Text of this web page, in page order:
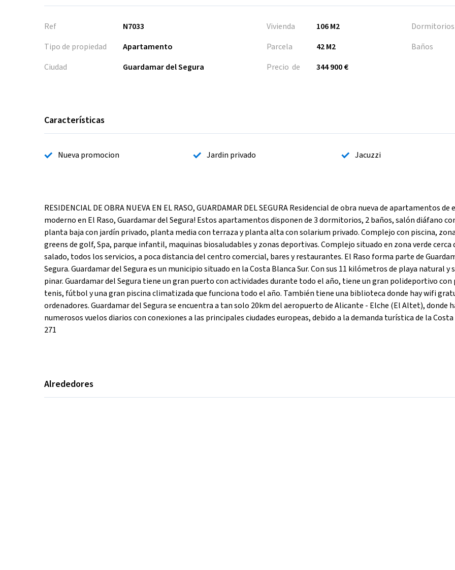
Ref
N7033
Tipo de propiedad
Apartamento
Ciudad
Guardamar del Segura
Vivienda
106 M2
Parcela
42 M2
Precio de
344 900 €
Dormitorios
Baños
Características
Nueva promocion Jardin privado Jacuzzi
RESIDENCIAL DE OBRA NUEVA EN EL RASO, GUARDAMAR DEL SEGURA Residencial de obra nueva de apartamentos
moderno en El Raso, Guardamar del Segura! Estos apartamentos disponen de 3 dormitorios, 2 baños, salón diáfano
planta baja con jardín privado, planta media con terraza y planta alta con solarium privado. Complejo con piscina,
greens de golf, Spa, parque infantil, maquinas biosaludables y zonas deportivas. Complejo situado en zona verde cerca
salado, todos los servicios, a poca distancia del centro comercial, bares y restaurantes. El Raso forma parte de
Segura. Guardamar del Segura es un municipio situado en la Costa Blanca Sur. Con sus 11 kilómetros de playa natural y
pinar. Guardamar del Segura tiene un gran puerto con actividades durante todo el año, tiene un gran polideportivo con
tenis, fútbol y una gran piscina climatizada que funciona todo el año. También tiene una biblioteca donde hay wifi
ordenadores. Guardamar del Segura se encuentra a tan solo 20km del aeropuerto de Alicante - Elche (El Altet), donde
numerosos vuelos diarios con conexiones a las principales ciudades europeas, debido a la demanda turística de la
271
Alrededores